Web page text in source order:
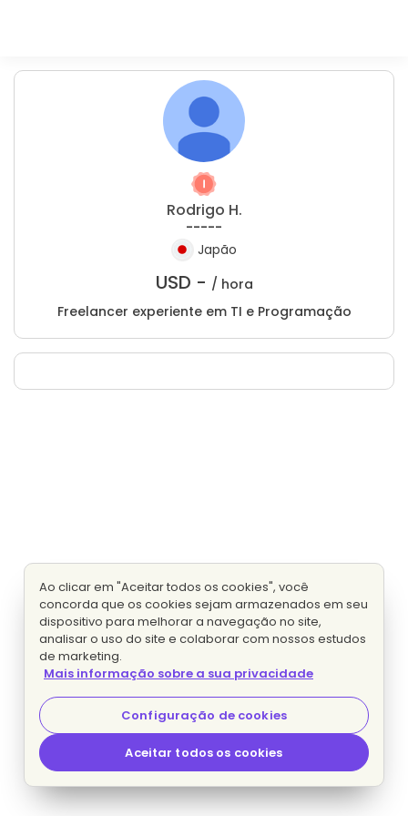
Rodrigo H.
-----
Japão
USD - / hora
Freelancer experiente em TI e Programação
Ao clicar em "Aceitar todos os cookies", você
concorda que os cookies sejam armazenados em seu
dispositivo para melhorar a navegação no site,
analisar o uso do site e colaborar com nossos estudos
de marketing.
Mais informação sobre a sua privacidade
Configuração de cookies
Aceitar todos os cookies